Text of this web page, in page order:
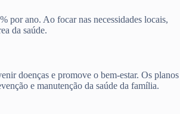
por ano. Ao focar nas necessidades locais,
da saúde.
doenças e promove o bem-estar. Os planos
e manutenção da saúde da família.